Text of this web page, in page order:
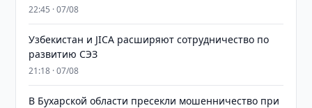
22:45 · 07/08
Узбекистан и JICA расширяют сотрудничество по
развитию СЭЗ
21:18 · 07/08
В Бухарской области пресекли мошенничество при